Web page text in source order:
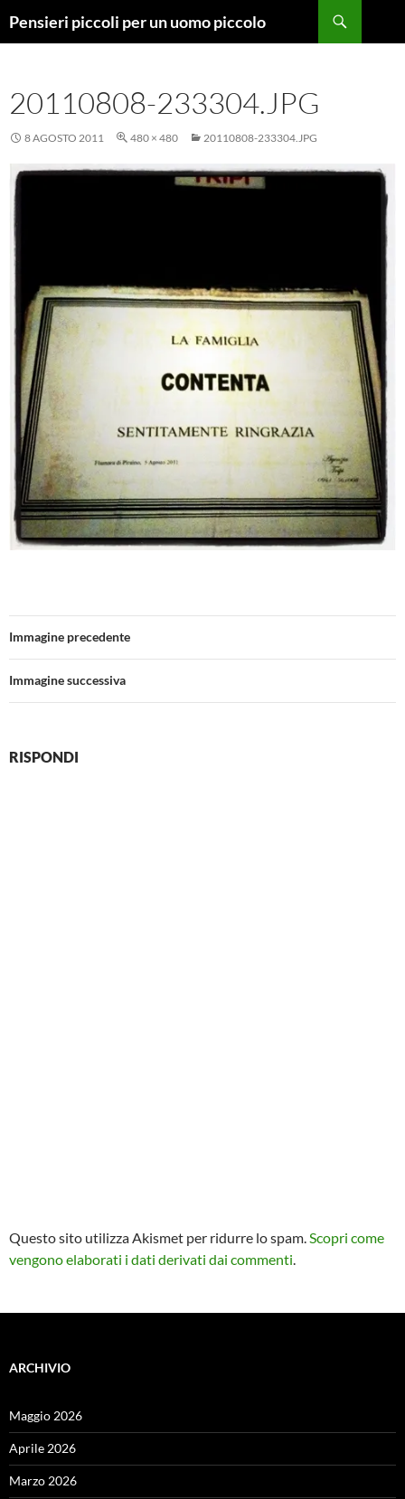
Pensieri piccoli per un uomo piccolo
20110808-233304.JPG
8 AGOSTO 2011 480 × 480 20110808-233304.JPG
Immagine precedente
Immagine successiva
RISPONDI
Questo sito utilizza Akismet per ridurre lo spam.Scopri come
vengono elaborati i dati derivati dai commenti.
ARCHIVIO
Maggio 2026
Aprile 2026
Marzo 2026